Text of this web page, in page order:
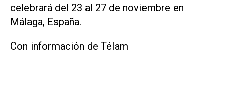
celebrará del 23 al 27 de noviembre en
Málaga, España.
Con información de Télam